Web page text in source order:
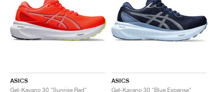
ASICS
Gel-Kayano 30 "Sunrise Red"
ASICS
Gel-Kayano 30 "Blue Expanse"